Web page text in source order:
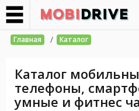
Главная / Каталог
Каталог
телефоны,
умные и фитнес